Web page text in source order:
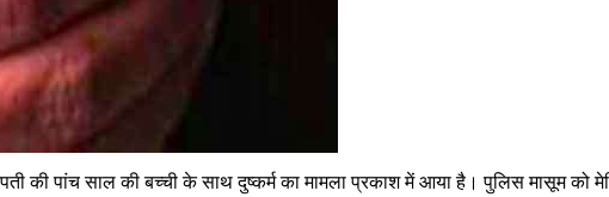
की पांच साल की बच्ची के साथ दुष्कर्म का मामला प्रकाश में आया है। पुलिस मासूम को